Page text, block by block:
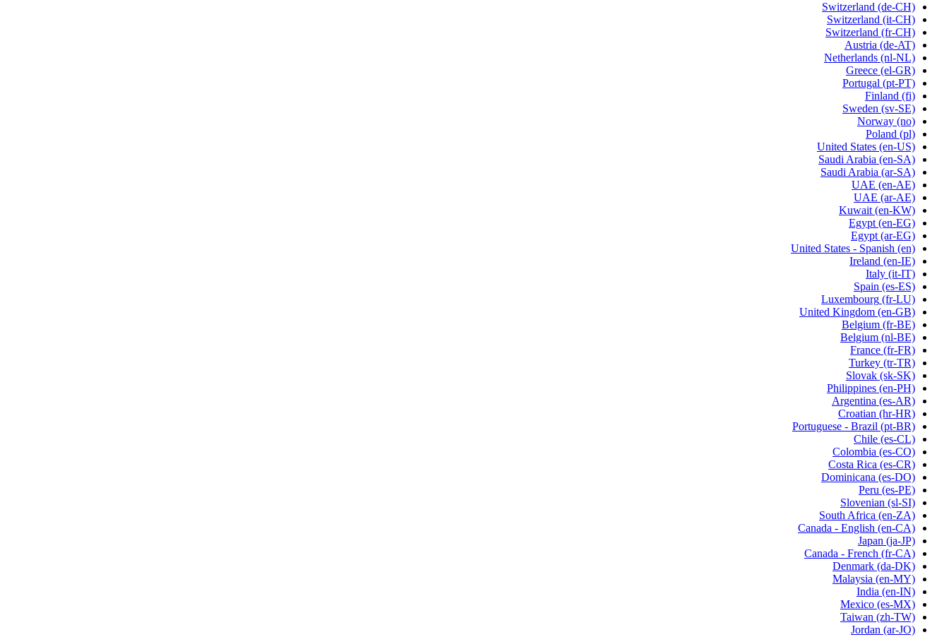
Switzerland (de-CH)
Switzerland (it-CH)
Switzerland (fr-CH)
Austria (de-AT)
Netherlands (nl-NL)
Greece (el-GR)
Portugal (pt-PT)
Finland (fi)
Sweden (sv-SE)
Norway (no)
Poland (pl)
United States (en-US)
Saudi Arabia (en-SA)
Saudi Arabia (ar-SA)
UAE (en-AE)
UAE (ar-AE)
Kuwait (en-KW)
Egypt (en-EG)
Egypt (ar-EG)
United States - Spanish (en)
Ireland (en-IE)
Italy (it-IT)
Spain (es-ES)
Luxembourg (fr-LU)
United Kingdom (en-GB)
Belgium (fr-BE)
Belgium (nl-BE)
France (fr-FR)
Turkey (tr-TR)
Slovak (sk-SK)
Philippines (en-PH)
Argentina (es-AR)
Croatian (hr-HR)
Portuguese - Brazil (pt-BR)
Chile (es-CL)
Colombia (es-CO)
Costa Rica (es-CR)
Dominicana (es-DO)
Peru (es-PE)
Slovenian (sl-SI)
South Africa (en-ZA)
Canada - English (en-CA)
Japan (ja-JP)
Canada - French (fr-CA)
Denmark (da-DK)
Malaysia (en-MY)
India (en-IN)
Mexico (es-MX)
Taiwan (zh-TW)
Jordan (ar-JO)